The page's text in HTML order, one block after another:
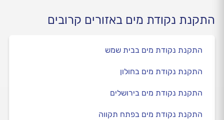
התקנת נקודת מים באזורים קרובים
התקנת נקודת מים בבית שמש
התקנת נקודת מים בחולון
התקנת נקודת מים בירושלים
התקנת נקודת מים בפתח תקווה